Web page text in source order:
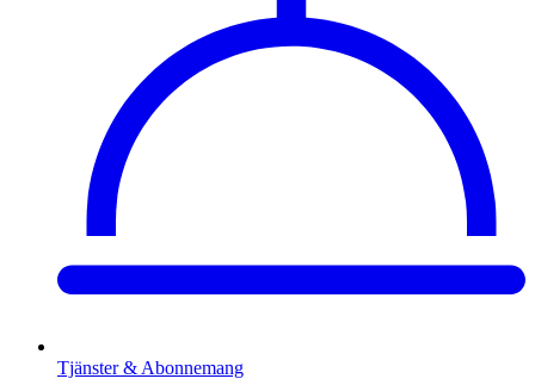
Tjänster & Abonnemang